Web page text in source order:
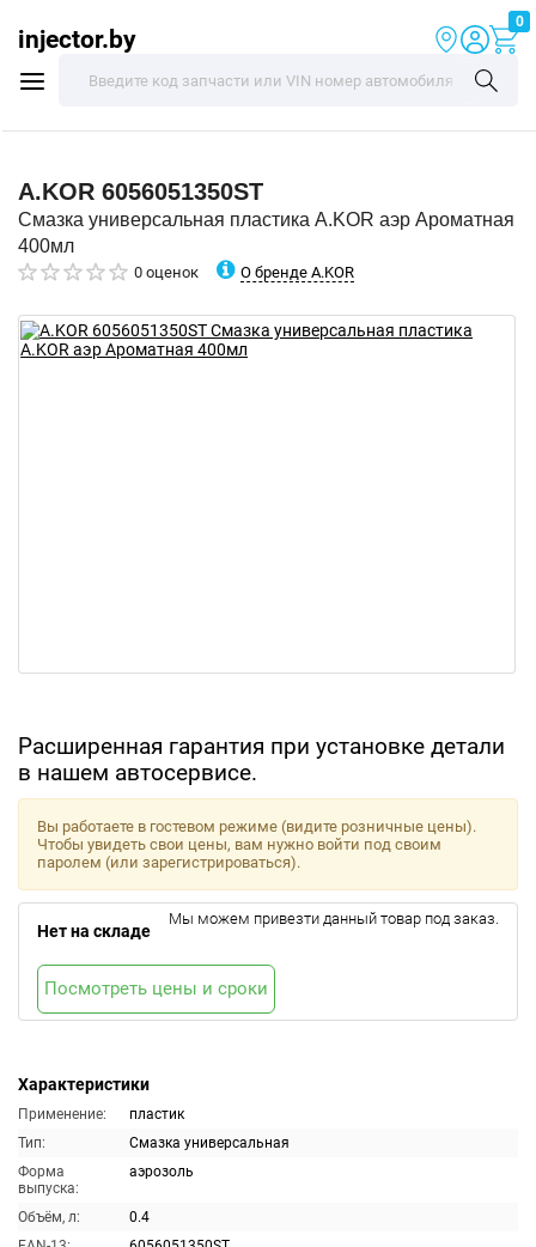
injector.by
0
A.KOR 6056051350ST
Смазка универсальная пластика A.KOR аэр Ароматная
400мл
0 оценок О бренде A.KOR
Расширенная гарантия при установке детали
в нашем автосервисе.
Характеристики
Применение:
пластик
Тип:
Смазка универсальная
Форма
выпуска:
аэрозоль
Объём, л:
0.4
Вы работаете в гостевом режиме (видите розничные цены).
Чтобы увидеть свои цены, вам нужно войти под своим
паролем (или зарегистрироваться).
Нет на складе
Мы можем привезти данный товар под заказ.
Посмотреть цены и сроки